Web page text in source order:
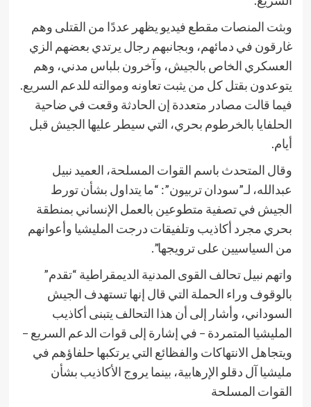
وبثت المنصات مقطع فيديو يظهر عددًا من القتلى وهم
غارقون في دمائهم، وبجانبهم رجال يرتدي بعضهم الزي
العسكري الخاص بالجيش، وآخرون بلباس مدني، وهم
يتوعدون بقتل كل من يثبت تعاونه وموالته للدعم السريع.
فيما قالت مصادر متعددة إن الحادثة وقعت في ضاحية
الحلفايا بالخرطوم بحري، التي سيطر عليها الجيش قبل
أيام.
وقال المتحدث باسم القوات المسلحة، العميد نبيل
عبدالله، لـ”سودان تربيون”: “ما يتداول بشأن تورط
الجيش في تصفية متطوعين بالعمل الإنساني بمنطقة
بحري مجرد أكاذيب وتلفيقات درجت المليشيا وأعوانهم
من السياسيين على ترويجها”.
واتهم نبيل تحالف القوى المدنية الديمقراطية “تقدم”
بالوقوف وراء الحملة التي قال إنها تستهدف الجيش
السوداني، وأشار إلى أن هذا التحالف يتبنى أكاذيب
المليشيا المتمردة – في إشارة إلى قوات الدعم السريع –
ويتجاهل الانتهاكات والفظائع التي يرتكبها حلفاؤهم في
مليشيا آل دقلو الإرهابية، بينما يروج الأكاذيب بشأن
القوات المسلحة